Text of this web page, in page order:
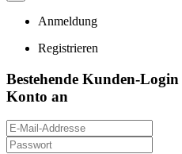
Anmeldung
Registrieren
Bestehende Kunden-Login
Konto an